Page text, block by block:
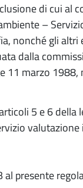
di cui al
–
nonché gli altri
dalla
11 marzo 1988,
5 e 6 della
presente